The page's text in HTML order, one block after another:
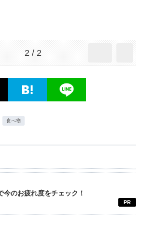
2 / 2
食べ物
今のお疲れ度をチェック！
PR